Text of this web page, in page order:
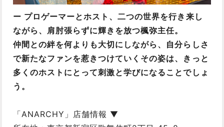
ー プロゲーマーとホスト、二つの世界を行き来し
ながら、肩肘張らずに輝きを放つ楓弥主任。
仲間との絆を何よりも大切にしながら、自分らしさ
で新たなファンを惹きつけていくその姿は、きっと
多くのホストにとって刺激と学びになることでしょ
う。
「ANARCHY」店舗情報 ▼